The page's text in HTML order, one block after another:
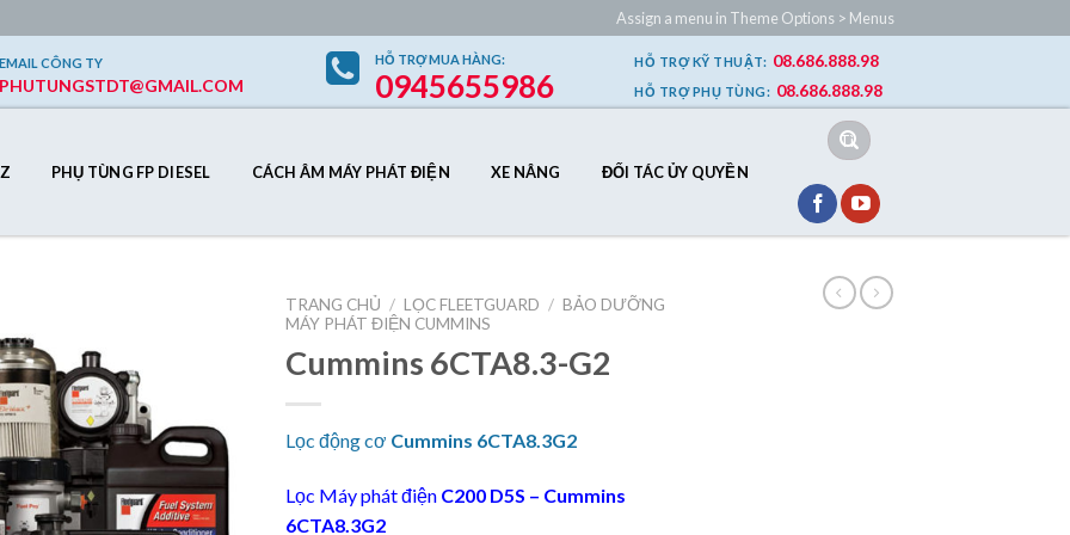
Assign a menu in Theme Options > Menus
EMAIL CÔNG TY
PHUTUNGSTDT@GMAIL.COM
HỖ TRỢMUA HÀNG:
0945655986
HỖ TRỢKỸ THUẬT: 08.686.888.98
HỖ TRỢPHỤ TÙNG: 08.686.888.98
PHỤ TÙNG FP DIESEL CÁCH ÂM MÁY PHÁT ĐIỆN XE NÂNG ĐỐI TÁC ỦY QUYỀN
Tìm
kiếm:
Wishlist
TRANG CHỦ / LỌC FLEETGUARD / BẢO DƯỠNG
MÁY PHÁT ĐIỆN CUMMINS
Cummins 6CTA8.3-G2
Lọc động cơ Cummins 6CTA8.3G2
Lọc Máy phát điện C200 D5S – Cummins
6CTA8.3G2